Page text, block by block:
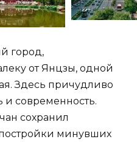
город,
от Янцзы, одной
Здесь причудливо
и современность.
сохранил
минувших